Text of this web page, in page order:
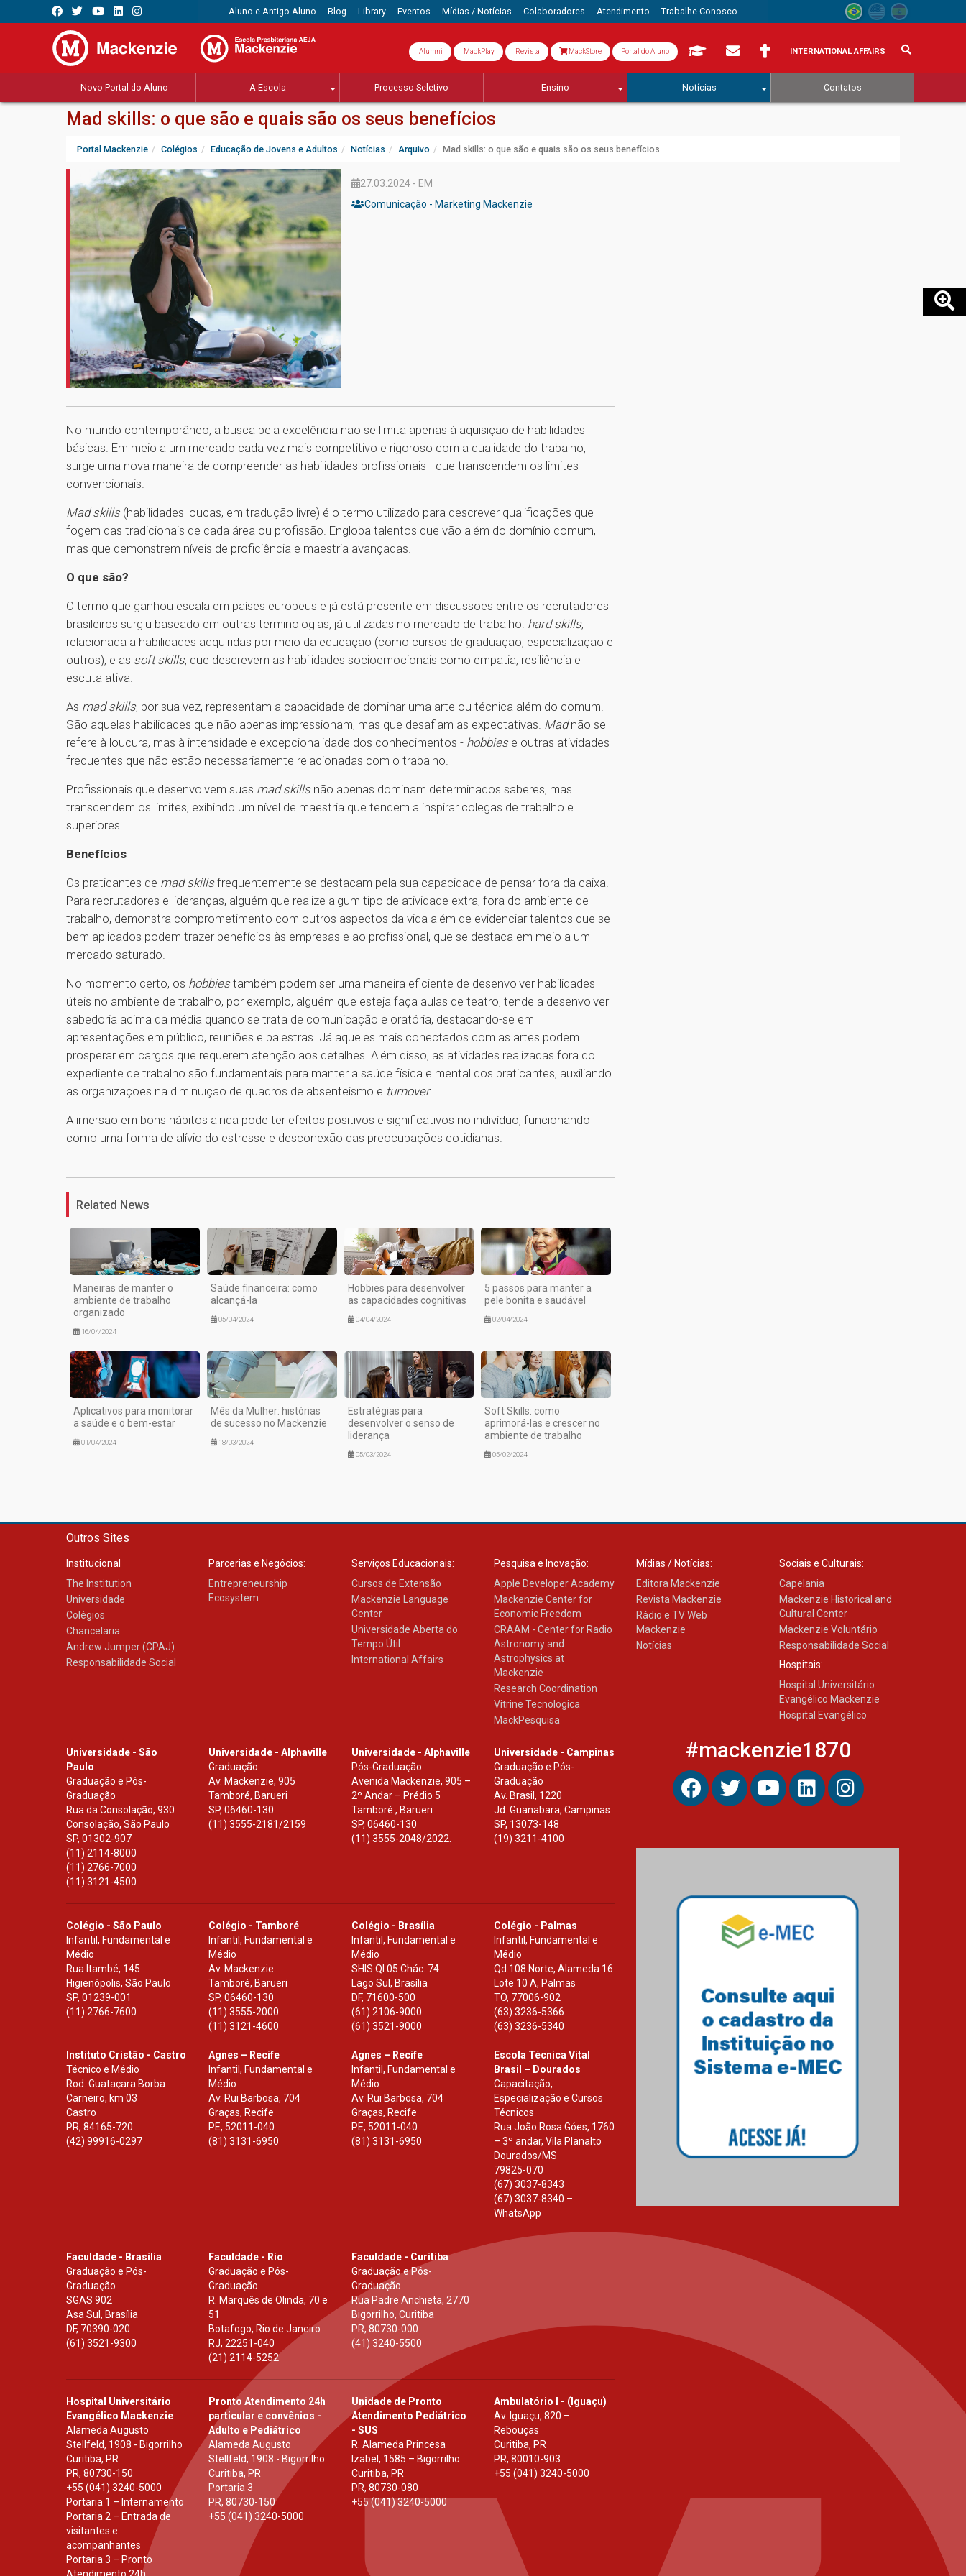
Aluno e Antigo Aluno Blog Library Eventos Mídias / Notícias Colaboradores Atendimento Trabalhe Conosco
Alumni MackPlay Revista MackStore Portal do Aluno INTERNATIONAL AFFAIRS
Novo Portal do Aluno A Escola Processo Seletivo Ensino Notícias Contatos
Mad skills: o que são e quais são os seus benefícios
Portal Mackenzie Colégios Educação de Jovens e Adultos Notícias Arquivo Mad skills: o que são e quais são os seus benefícios
27.03.2024 - EM
Comunicação - Marketing Mackenzie
No mundo contemporâneo, a busca pela excelência não se limita apenas à aquisição de habilidades
básicas. Em meio a um mercado cada vez mais competitivo e rigoroso com a qualidade do trabalho,
surge uma nova maneira de compreender as habilidades profissionais - que transcendem os limites
convencionais.
Mad skills (habilidades loucas, em tradução livre) é o termo utilizado para descrever qualificações que
fogem das tradicionais de cada área ou profissão. Engloba talentos que vão além do domínio comum,
mas que demonstrem níveis de proficiência e maestria avançadas.
O que são?
O termo que ganhou escala em países europeus e já está presente em discussões entre os recrutadores
brasileiros surgiu baseado em outras terminologias, já utilizadas no mercado de trabalho: hard skills,
relacionada a habilidades adquiridas por meio da educação (como cursos de graduação, especialização e
outros), e as soft skills, que descrevem as habilidades socioemocionais como empatia, resiliência e
escuta ativa.
As mad skills, por sua vez, representam a capacidade de dominar uma arte ou técnica além do comum.
São aquelas habilidades que não apenas impressionam, mas que desafiam as expectativas. Madnão se
refere à loucura, mas à intensidade e excepcionalidade dos conhecimentos - hobbies e outras atividades
frequentes que não estão necessariamente relacionadas com o trabalho.
Profissionais que desenvolvem suas mad skills não apenas dominam determinados saberes, mas
transcendem os limites, exibindo um nível de maestria que tendem a inspirar colegas de trabalho e
superiores.
Benefícios
Os praticantes de mad skills frequentemente se destacam pela sua capacidade de pensar fora da caixa.
Para recrutadores e lideranças, alguém que realize algum tipo de atividade extra, fora do ambiente de
trabalho, demonstra comprometimento com outros aspectos da vida além de evidenciar talentos que se
bem aplicados podem trazer benefícios às empresas e ao profissional, que se destaca em meio a um
mercado saturado.
No momento certo, os hobbies também podem ser uma maneira eficiente de desenvolver habilidades
úteis no ambiente de trabalho, por exemplo, alguém que esteja faça aulas de teatro, tende a desenvolver
sabedoria acima da média quando se trata de comunicação e oratória, destacando-se em
apresentações em público, reuniões e palestras. Já aqueles mais conectados com as artes podem
prosperar em cargos que requerem atenção aos detalhes. Além disso, as atividades realizadas fora do
expediente de trabalho são fundamentais para manter a saúde física e mental dos praticantes, auxiliando
as organizações na diminuição de quadros de absenteísmo e turnover.
A imersão em bons hábitos ainda pode ter efeitos positivos e significativos no indivíduo, funcionando
como uma forma de alívio do estresse e desconexão das preocupações cotidianas.
1
Related News
Maneiras de manter o
ambiente de trabalho
organizado
16/04/2024
Saúde financeira: como
alcançá-la
05/04/2024
Hobbies para desenvolver
as capacidades cognitivas
04/04/2024
5 passos para manter a
pele bonita e saudável
02/04/2024
Aplicativos para monitorar
a saúde e o bem-estar
01/04/2024
Mês da Mulher: histórias
de sucesso no Mackenzie
18/03/2024
Estratégias para
desenvolver o senso de
liderança
05/03/2024
Soft Skills: como
aprimorá-las e crescer no
ambiente de trabalho
05/02/2024
Outros Sites
Institucional
The Institution
Universidade
Colégios
Chancelaria
Andrew Jumper (CPAJ)
Responsabilidade Social
Parcerias e Negócios:
Entrepreneurship
Ecosystem
Serviços Educacionais:
Cursos de Extensão
Mackenzie Language
Center
Universidade Aberta do
Tempo Útil
International Affairs
Pesquisa e Inovação:
Apple Developer Academy
Mackenzie Center for
Economic Freedom
CRAAM - Center for Radio
Astronomy and
Astrophysics at
Mackenzie
Research Coordination
Vitrine Tecnologica
MackPesquisa
Mídias / Notícias:
Editora Mackenzie
Revista Mackenzie
Rádio e TV Web
Mackenzie
Notícias
Sociais e Culturais:
Capelania
Mackenzie Historical and
Cultural Center
Mackenzie Voluntário
Responsabilidade Social
Hospitais:
Hospital Universitário
Evangélico Mackenzie
Hospital Evangélico
Universidade - São
Paulo
Graduação e Pós-
Graduação
Rua da Consolação, 930
Consolação, São Paulo
SP, 01302-907
(11) 2114-8000
(11) 2766-7000
(11) 3121-4500
Universidade - Alphaville
Graduação
Av. Mackenzie, 905
Tamboré, Barueri
SP,06460-130
(11) 3555-2181/2159
Universidade - Alphaville
Pós-Graduação
Avenida Mackenzie, 905 –
2º Andar – Prédio 5
Tamboré , Barueri
SP, 06460-130
(11) 3555-2048/2022.
Universidade - Campinas
Graduação e Pós-
Graduação
Av. Brasil, 1220
Jd. Guanabara, Campinas
SP, 13073-148
(19) 3211-4100
Colégio - São Paulo
Infantil, Fundamental e
Médio
Rua Itambé, 145
Higienópolis, São Paulo
SP, 01239-001
(11) 2766-7600
Colégio - Tamboré
Infantil, Fundamental e
Médio
Av. Mackenzie
Tamboré, Barueri
SP,06460-130
(11) 3555-2000
(11) 3121-4600
Colégio - Brasília
Infantil, Fundamental e
Médio
SHIS Ql 05 Chác. 74
Lago Sul, Brasília
DF, 71600-500
(61) 2106-9000
(61) 3521-9000
Colégio - Palmas
Infantil, Fundamental e
Médio
Qd.108 Norte, Alameda 16
Lote 10 A, Palmas
TO, 77006-902
(63) 3236-5366
(63) 3236-5340
Instituto Cristão - Castro
Técnico e Médio
Rod. Guataçara Borba
Carneiro, km 03
Castro
PR, 84165-720
(42) 99916-0297
Agnes – Recife
Infantil, Fundamental e
Médio
Av. Rui Barbosa, 704
Graças, Recife
PE, 52011-040
(81) 3131-6950
Agnes – Recife
Infantil, Fundamental e
Médio
Av. Rui Barbosa, 704
Graças, Recife
PE, 52011-040
(81) 3131-6950
Escola Técnica Vital
Brasil – Dourados
Capacitação,
Especialização e Cursos
Técnicos
Rua João Rosa Góes, 1760
– 3º andar, Vila Planalto
Dourados/MS
79825-070
(67) 3037-8343
(67) 3037-8340 –
WhatsApp
Faculdade - Brasília
Graduação e Pós-
Graduação
SGAS 902
Asa Sul, Brasília
DF, 70390-020
(61) 3521-9300
Faculdade - Rio
Graduação e Pós-
Graduação
R. Marquês de Olinda, 70 e
51
Botafogo, Rio de Janeiro
RJ,22251-040
(21) 2114-5252
Faculdade - Curitiba
Graduação e Pós-
Graduação
Rua Padre Anchieta, 2770
Bigorrilho, Curitiba
PR, 80730-000
(41) 3240-5500
Hospital Universitário
Evangélico Mackenzie
Alameda Augusto
Stellfeld, 1908 - Bigorrilho
Curitiba, PR
PR, 80730-150
+55 (041) 3240-5000
Portaria 1 – Internamento
Portaria 2 – Entrada de
visitantes e
acompanhantes
Portaria 3 – Pronto
Pronto Atendimento 24h
particular e convênios -
Adulto e Pediátrico
Alameda Augusto
Stellfeld, 1908 - Bigorrilho
Curitiba, PR
Portaria 3
PR,80730-150
+55 (041) 3240-5000
Unidade de Pronto
Atendimento Pediátrico
- SUS
R. Alameda Princesa
Izabel, 1585 – Bigorrilho
Curitiba, PR
PR, 80730-080
+55 (041) 3240-5000
Ambulatório I - (Iguaçu)
Av. Iguaçu, 820 –
Rebouças
Curitiba, PR
PR, 80010-903
+55 (041) 3240-5000
#mackenzie1870